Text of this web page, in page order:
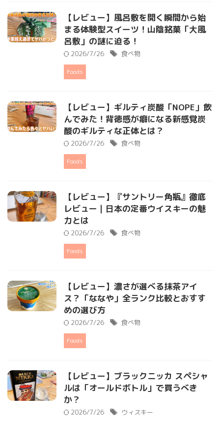
【レビュー】風呂敷を開く瞬間から始
まる体験型スイーツ！山陰銘菓「大風
呂敷」の謎に迫る！
2026/7/26 食べ物
Foods
【レビュー】ギルティ炭酸「NOPE」飲
んでみた！背徳感が癖になる新感覚炭
酸のギルティな正体とは？
2026/7/26 食べ物
Foods
【レビュー】『サントリー角瓶』徹底
レビュー｜日本の定番ウイスキーの魅
力とは
2026/7/26 食べ物
Foods
【レビュー】濃さが選べる抹茶アイ
ス？「ななや」全ランク比較とおすす
めの選び方
2026/7/26 食べ物
Foods
【レビュー】ブラックニッカ スペシャ
ルは「オールドボトル」で買うべき
か？
2026/7/26 ウィスキー